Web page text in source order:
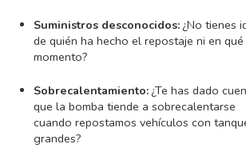
Suministros desconocidos: ¿No tienes
de quién ha hecho el repostaje ni en qué
momento?
Sobrecalentamiento: ¿Te has dado
que la bomba tiende a sobrecalentarse
cuando repostamos vehículos con
grandes?